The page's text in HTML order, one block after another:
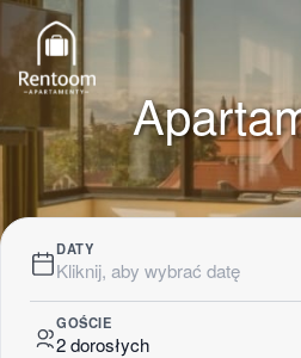
DATY
Kliknij, aby wybrać datę
GOŚCIE
2 dorosłych